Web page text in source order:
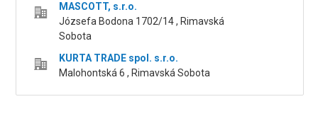
MASCOTT, s.r.o.
Józsefa Bodona 1702/14 , Rimavská
Sobota
KURTA TRADE spol. s.r.o.
Malohontská 6 , Rimavská Sobota